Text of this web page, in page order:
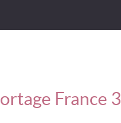
France 3